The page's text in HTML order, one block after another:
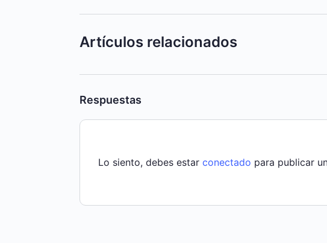
Artículos relacionados
Respuestas
Lo siento, debes estar conectado para publicar